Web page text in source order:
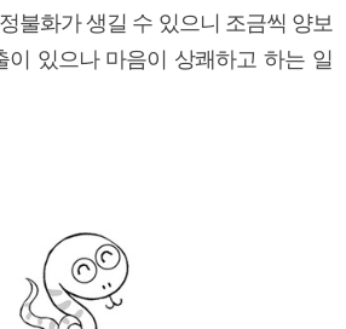
불화가 생길 수 있으니 조금씩 양보
이 있으나 마음이 상쾌하고 하는 일